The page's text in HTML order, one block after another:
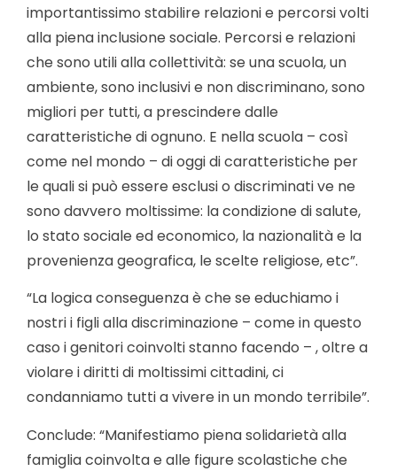
importantissimo stabilire relazioni e percorsi volti
alla piena inclusione sociale. Percorsi e relazioni
che sono utili alla collettività: se una scuola, un
ambiente, sono inclusivi e non discriminano, sono
migliori per tutti, a prescindere dalle
caratteristiche di ognuno. E nella scuola – così
come nel mondo – di oggi di caratteristiche per
le quali si può essere esclusi o discriminati ve ne
sono davvero moltissime: la condizione di salute,
lo stato sociale ed economico, la nazionalità e la
provenienza geografica, le scelte religiose, etc”.
“La logica conseguenza è che se educhiamo i
nostri i figli alla discriminazione – come in questo
caso i genitori coinvolti stanno facendo – , oltre a
violare i diritti di moltissimi cittadini, ci
condanniamo tutti a vivere in un mondo terribile”.
Conclude: “Manifestiamo piena solidarietà alla
famiglia coinvolta e alle figure scolastiche che